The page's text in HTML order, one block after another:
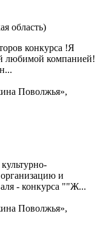
область)
конкурса !Я
любимой компанией!
Поволжья»,
и
- конкурса ""Ж...
Поволжья»,